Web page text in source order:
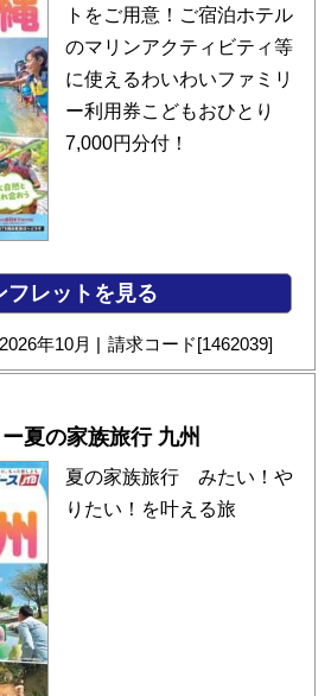
トをご用意！ご宿泊ホテル
のマリンアクティビティ等
に使えるわいわいファミリ
ー利用券こどもおひとり
7,000円分付！
フレットを見る
2026年10月 請求コード[1462039]
夏の家族旅行 九州
夏の家族旅行 みたい！や
りたい！を叶える旅